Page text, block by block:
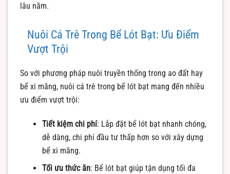
lâu năm.
Nuôi Cá Trê Trong Bể Lót Bạt: Ưu Điểm
Vượt Trội
So với phương pháp nuôi truyền thống trong ao đất hay
bể xi măng, nuôi cá trê trong bể lót bạt mang đến nhiều
ưu điểm vượt trội:
Tiết kiệm chi phí: Lắp đặt bể lót bạt nhanh chóng,
dễ dàng, chi phí đầu tư thấp hơn so với xây dựng
bể xi măng.
Tối ưu thức ăn: Bể lót bạt giúp tận dụng tối đa